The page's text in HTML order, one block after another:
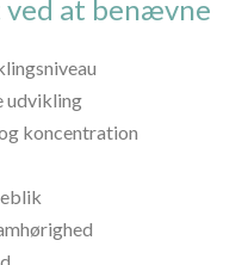
at benævne
udvikling
koncentration